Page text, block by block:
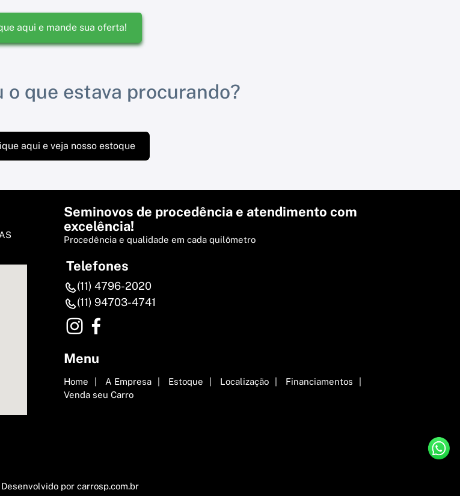
aqui e mande sua oferta!
o que estava procurando?
aqui e veja nosso estoque
Seminovos de procedência e atendimento com
excelência!
Procedência e qualidade em cada quilômetro
Telefones
(11) 4796-2020
(11) 94703-4741
Menu
Home A Empresa Estoque Localização
Financiamentos
Venda seu Carro
Desenvolvido por carrosp.com.br